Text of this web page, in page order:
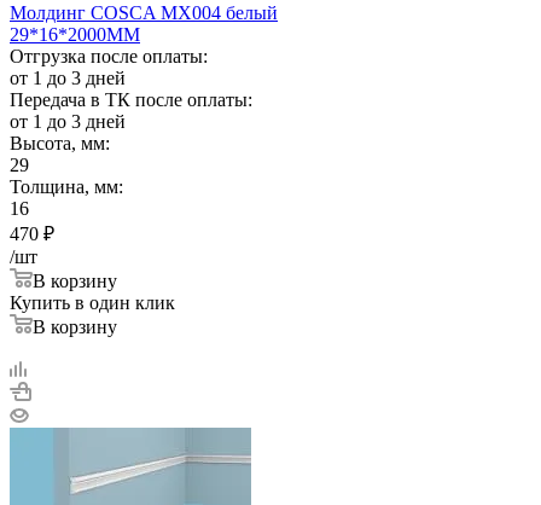
Молдинг COSCA MX004 белый
29*16*2000ММ
Отгрузка после оплаты:
от 1 до 3 дней
Передача в ТК после оплаты:
от 1 до 3 дней
Высота, мм:
29
Толщина, мм:
16
470 ₽
/шт
В корзину
Купить в один клик
В корзину